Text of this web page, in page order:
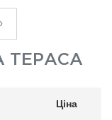
›
ТЕРАСА
Ціна